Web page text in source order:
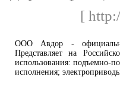
[
ООО Авдор -
Представляет на
использования: подъемно-
исполнения;